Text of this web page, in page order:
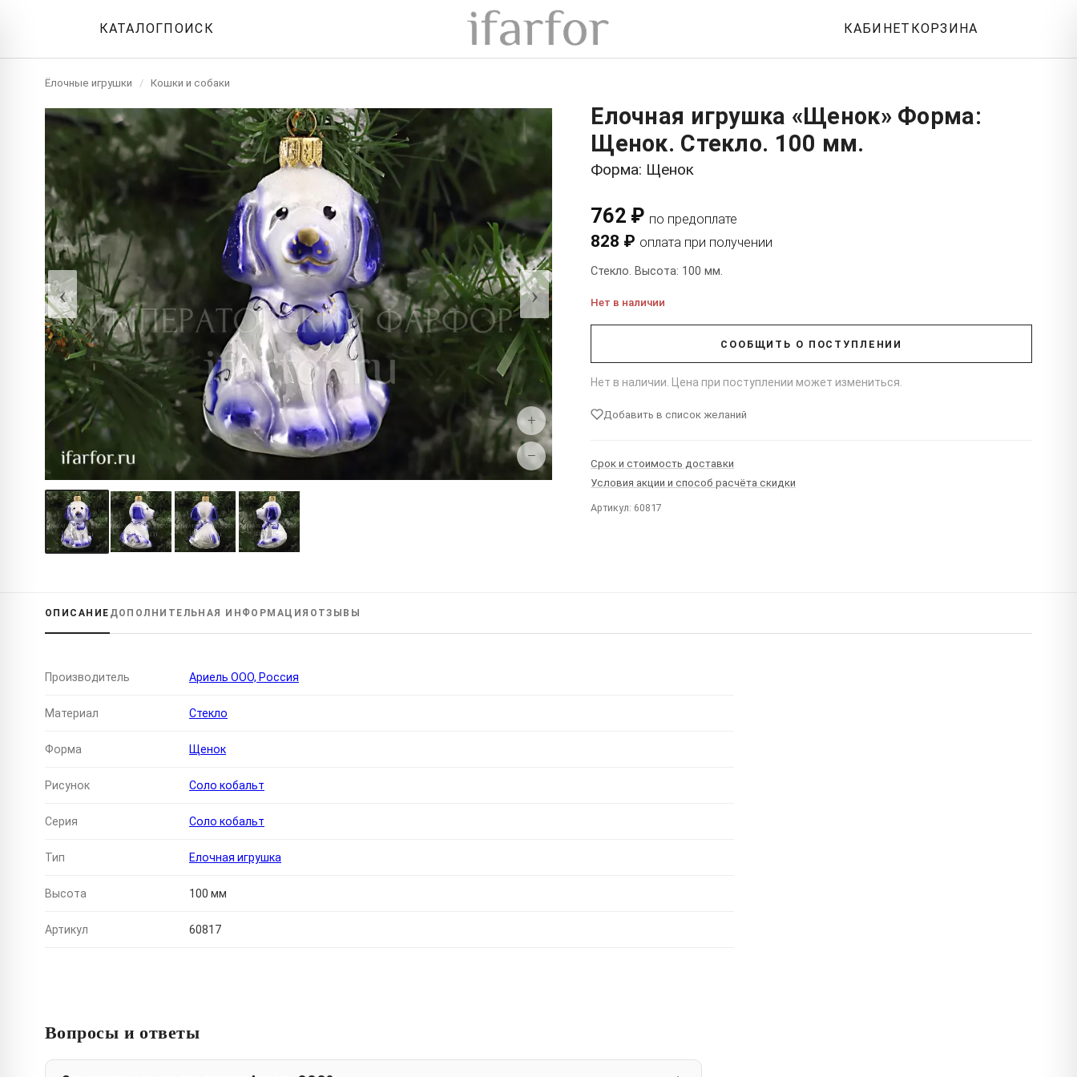
КАТАЛОГПОИСК КАБИНЕТ КОРЗИНА
Ёлочные игрушки / Кошки и собаки
‹ ›
+
−
Елочная игрушка «Щенок» Форма:
Щенок. Стекло. 100 мм.
Форма: Щенок
762 ₽ по предоплате
828 ₽ оплата при получении
Стекло. Высота: 100 мм.
Нет в наличии
СООБЩИТЬ О ПОСТУПЛЕНИИ
Нет в наличии. Цена при поступлении может измениться.
Добавить в список желаний
Срок и стоимость доставки
Условия акции и способ расчёта скидки
Артикул: 60817
ОПИСАНИЕ ДОПОЛНИТЕЛЬНАЯ ИНФОРМАЦИЯ ОТЗЫВЫ
Производитель Ариель ООО, Россия
Материал Стекло
Форма Щенок
Рисунок Соло кобальт
Серия Соло кобальт
Тип Елочная игрушка
Высота 100 мм
Артикул 60817
Вопросы и ответы